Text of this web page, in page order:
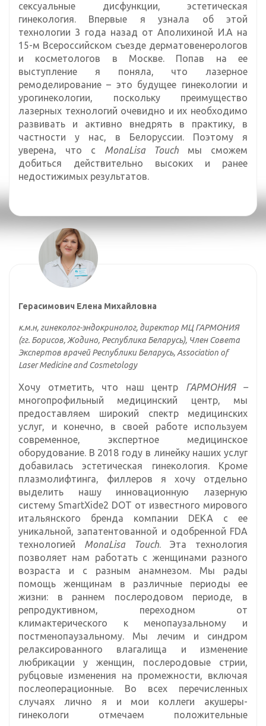
сексуальные дисфункции, эстетическая
гинекология. Впервые я узнала об этой
технологии 3 года назад от Аполихиной И.А на
15-м Всероссийском съезде дерматовенерологов
и косметологов в Москве. Попав на ее
выступление я поняла, что лазерное
ремоделирование – это будущее гинекологии и
урогинекологии, поскольку преимущество
лазерных технологий очевидно и их необходимо
развивать и активно внедрять в практику, в
частности у нас, в Белоруссии. Поэтому я
уверена, что с MonaLisa Touch мы сможем
добиться действительно высоких и ранее
недостижимых результатов.
Герасимович Елена Михайловна
к.м.н, гинеколог-эндокринолог, директор МЦ ГАРМОНИЯ
(гг. Борисов, Жодино, Республика Беларусь), Член Совета
Экспертов врачей Республики Беларусь,Association of
Laser Medicine and Cosmetology
Хочу отметить, что наш центр ГАРМОНИЯ –
многопрофильный медицинский центр, мы
предоставляем широкий спектр медицинских
услуг, и конечно, в своей работе используем
современное, экспертное медицинское
оборудование. В 2018 году в линейку наших услуг
добавилась эстетическая гинекология. Кроме
плазмолифтинга, филлеров я хочу отдельно
выделить нашу инновационную лазерную
систему SmartXide2 DOT от известного мирового
итальянского бренда компании DEKA с ее
уникальной, запатентованной и одобренной FDA
технологией MonaLisa Touch. Эта технология
позволяет нам работать с женщинами разного
возраста и с разным анамнезом. Мы рады
помощь женщинам в различные периоды ее
жизни: в раннем послеродовом периоде, в
репродуктивном, переходном от
климактерического к менопаузальному и
постменопаузальному. Мы лечим и синдром
релаксированного влагалища и изменение
любрикации у женщин, послеродовые стрии,
рубцовые изменения на промежности, включая
послеоперационные. Во всех перечисленных
случаях лично я и мои коллеги акушеры-
гинекологи отмечаем положительные